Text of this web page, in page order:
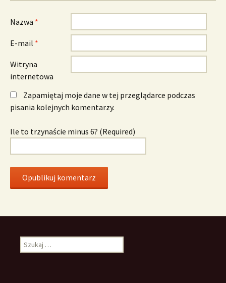
Nazwa *
E-mail *
Witryna
internetowa
Zapamiętaj moje dane w tej przeglądarce podczas
pisania kolejnych komentarzy.
Ile to trzynaście minus 6? (Required)
Szukaj: